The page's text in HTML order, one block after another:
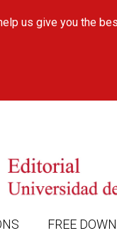
us give you the
FREE